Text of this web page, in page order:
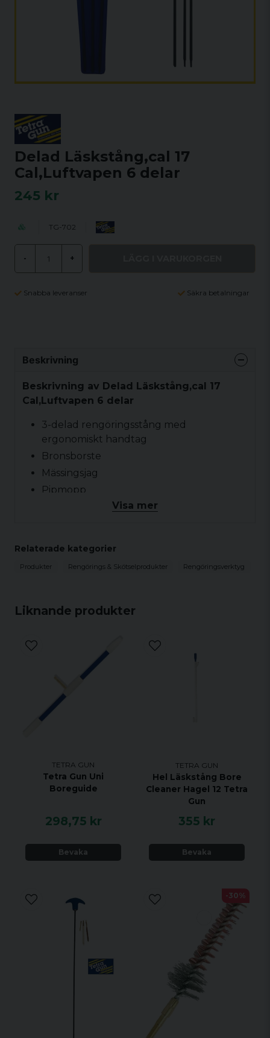
Delad Läskstång,cal 17
Cal,Luftvapen 6 delar
245 kr
TG-702
- +
Snabba leveranser Säkra betalningar
Liknande produkter
TETRA GUN
Tetra Gun Uni
Boreguide
298,75 kr
Bevaka
TETRA GUN
Hel Läskstång Bore
Cleaner Hagel 12 Tetra
Gun
355 kr
Bevaka
-30%
Beskrivning
Beskrivning av Delad Läskstång,cal 17
Cal,Luftvapen 6 delar
3-delad rengöringsstång med
ergonomiskt handtag
Bronsborste
Mässingsjag
Pipmopp
Visa mer
Relaterade kategorier
Produkter Rengörings & Skötselprodukter Rengöringsverktyg